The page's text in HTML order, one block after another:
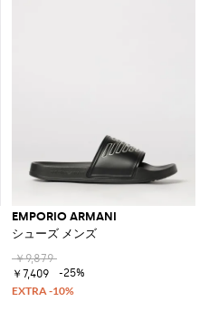
EMPORIO ARMANI
シューズ メンズ
￥9,879
￥7,409
-25%